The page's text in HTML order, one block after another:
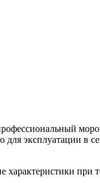
для эксплуатации в
характеристики при